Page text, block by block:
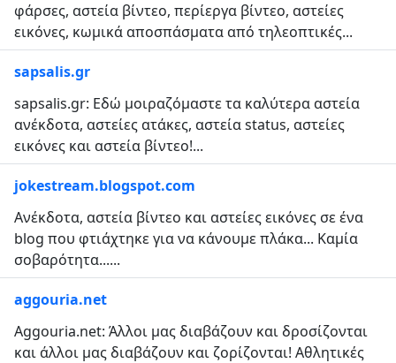
φάρσες, αστεία βίντεο, περίεργα βίντεο, αστείες
εικόνες, κωμικά αποσπάσματα από τηλεοπτικές...
sapsalis.gr
sapsalis.gr: Εδώ μοιραζόμαστε τα καλύτερα αστεία
ανέκδοτα, αστείες ατάκες, αστεία status, αστείες
εικόνες και αστεία βίντεο!...
jokestream.blogspot.com
Ανέκδοτα, αστεία βίντεο και αστείες εικόνες σε ένα
blog που φτιάχτηκε για να κάνουμε πλάκα... Καμία
σοβαρότητα......
aggouria.net
Αggouria.net: Άλλοι μας διαβάζουν και δροσίζονται
και άλλοι μας διαβάζουν και ζορίζονται! Αθλητικές